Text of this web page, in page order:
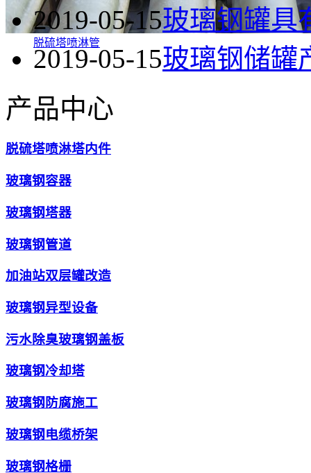
脱硫塔喷淋管
2019-05-15玻璃钢罐具
2019-05-15玻璃钢储罐
产品中心
脱硫塔喷淋塔内件
玻璃钢容器
玻璃钢塔器
玻璃钢管道
加油站双层罐改造
玻璃钢异型设备
污水除臭玻璃钢盖板
玻璃钢冷却塔
玻璃钢防腐施工
玻璃钢电缆桥架
玻璃钢格栅